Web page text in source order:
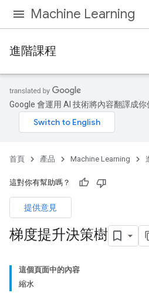
Machine Learning
進階課程
Google 會運用 AI 技術將內容翻譯成你
首頁 產品 Machine Learning
這對你有幫助嗎？
提供意見
梯度提升決策樹
這個頁面中的內容
縮水